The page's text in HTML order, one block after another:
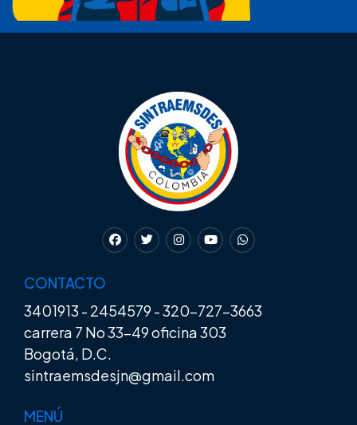
CONTACTO
3401913 - 2454579 -320-727-3663
carrera 7 No 33-49 oficina 303
Bogotá, D.C.
sintraemsdesjn@gmail.com
MENÚ